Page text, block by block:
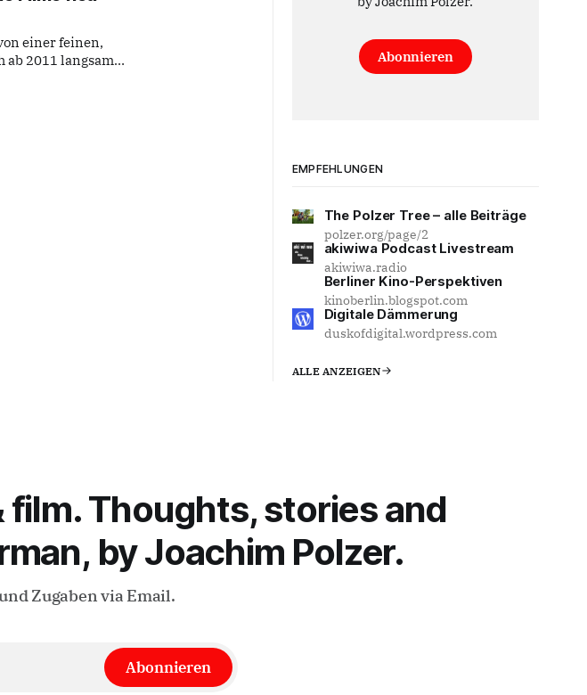
kann, zeigt
einer feinen,
ab 2011 langsam
Mein
Abonnieren
EMPFEHLUNGEN
The Polzer Tree – alle Beiträge
polzer.org/page/2
akiwiwa Podcast Livestream
akiwiwa.radio
Berliner Kino-Perspektiven
kinoberlin.blogspot.com
Digitale Dämmerung
duskofdigital.wordpress.com
ALLE ANZEIGEN
film. Thoughts, stories and
by Joachim Polzer.
Zugaben via Email.
Abonnieren